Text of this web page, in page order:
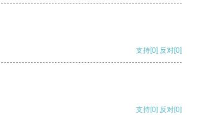
支持[0] 反对[0]
支持[0] 反对[0]